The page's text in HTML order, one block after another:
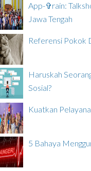
App-✞rain:
Jawa Tengah
Referensi Pokok
Haruskah
Sosial?
Kuatkan
5 Bahaya